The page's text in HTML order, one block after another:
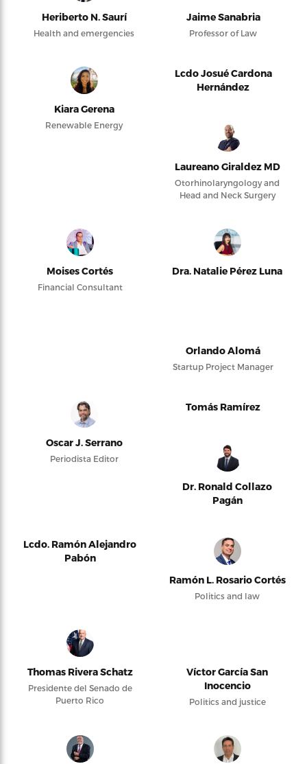
Heriberto N. Saurí
Health and emergencies
Jaime Sanabria
Professor of Law
Kiara Gerena
Renewable Energy
Lcdo Josué Cardona
Hernández
Laureano Giraldez MD
Otorhinolaryngology and
Head and Neck Surgery
Moises Cortés
Financial Consultant
Dra. Natalie Pérez Luna
Orlando Alomá
Startup Project Manager
Oscar J. Serrano
Periodista Editor
Tomás Ramírez
Dr. Ronald Collazo
Pagán
Lcdo. Ramón Alejandro
Pabón
Ramón L. Rosario Cortés
Politics and law
Thomas Rivera Schatz
Presidente del Senado de
Puerto Rico
Víctor García San
Inocencio
Politics and justice